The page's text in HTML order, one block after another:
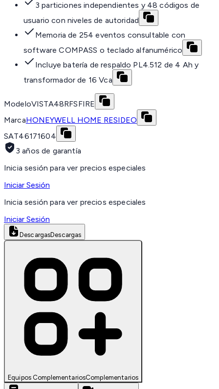
3 particiones independientes y 48 códigos de
usuario con niveles de autoridad
Memoria de 254 eventos consultable con
software COMPASS o teclado alfanumérico
Incluye batería de respaldo PL4.512 de 4 Ah y
transformador de 16 Vca
ModeloVISTA48RFSFIRE
MarcaHONEYWELL HOME RESIDEO
SAT46171604
3 años de garantía
Inicia sesión para ver precios especiales
Iniciar Sesión
Inicia sesión para ver precios especiales
Iniciar Sesión
DescargasDescargas
Equipos ComplementariosComplementarios